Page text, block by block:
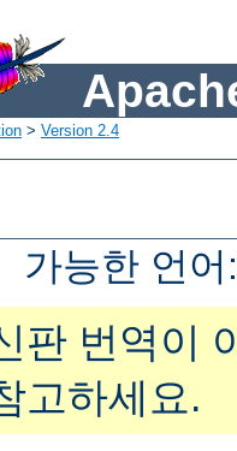
> Version 2.4
가능한 언
판 번역이
고하세요.